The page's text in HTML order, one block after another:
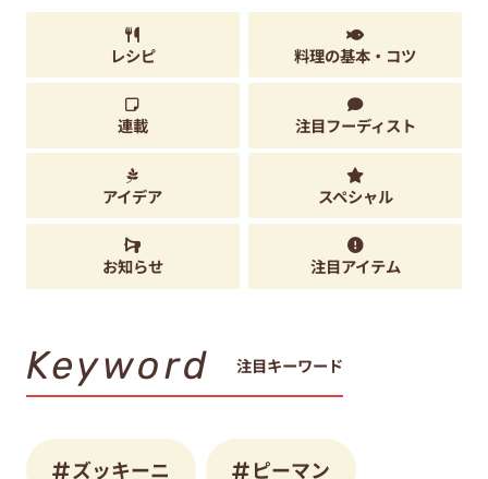
レシピ 料理の基本・コツ
連載 注目フーディスト
アイデア スペシャル
お知らせ 注目アイテム
Keyword 注目キーワード
ズッキーニ ピーマン